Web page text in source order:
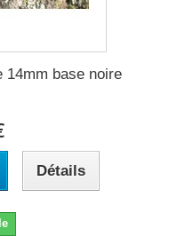
14mm base noire
Détails